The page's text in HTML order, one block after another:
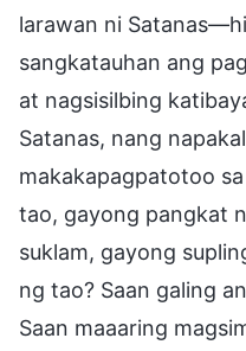
larawan ni
sangkatauhan ang
at nagsisilbing
Satanas, nang
makakapagpatotoo
tao, gayong pangkat
suklam, gayong
ng tao? Saan galing
Saan maaaring